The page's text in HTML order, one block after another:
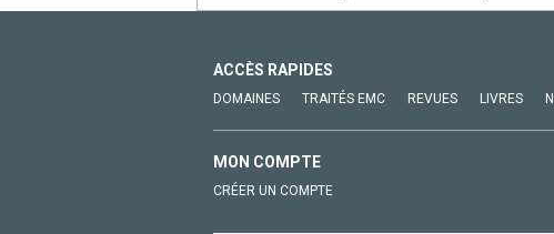
ACCÈS RAPIDES
DOMAINES TRAITÉS EMC REVUES LIVRES
MON COMPTE
CRÉER UN COMPTE